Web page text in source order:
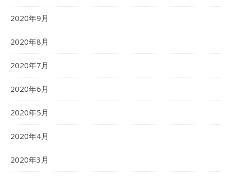
2020年9月
2020年8月
2020年7月
2020年6月
2020年5月
2020年4月
2020年3月